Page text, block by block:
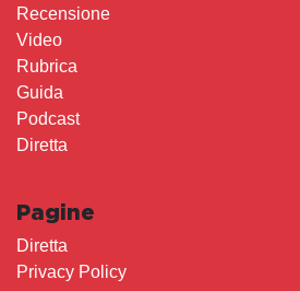
Recensione
Video
Rubrica
Guida
Podcast
Diretta
Pagine
Diretta
Privacy Policy